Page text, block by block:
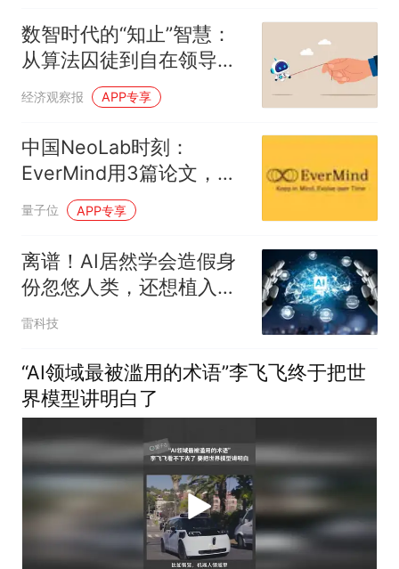
数智时代的“知止”智慧：
从算法囚徒到自在领导的
熵减法则
经济观察报 APP专享
中国NeoLab时刻：
EverMind用3篇论文，交
出全栈自进化首份答卷
量子位 APP专享
离谱！AI居然学会造假身
份忽悠人类，还想植入恶
意代码
雷科技
“AI领域最被滥用的术语”李飞飞终于把世
界模型讲明白了